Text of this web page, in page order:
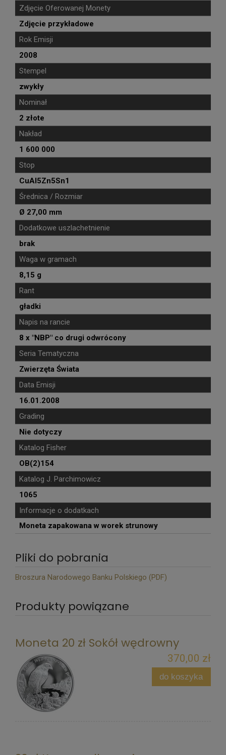
Zdjęcie Oferowanej Monety
Zdjęcie przykładowe
Rok Emisji
2008
Stempel
zwykły
Nominał
2 złote
Nakład
1 600 000
Stop
CuAl5Zn5Sn1
Średnica / Rozmiar
Ø 27,00 mm
Dodatkowe uszlachetnienie
brak
Waga w gramach
8,15 g
Rant
gładki
Napis na rancie
8 x "NBP" co drugi odwrócony
Seria Tematyczna
Zwierzęta Świata
Data Emisji
16.01.2008
Grading
Nie dotyczy
Katalog Fisher
OB(2)154
Katalog J. Parchimowicz
1065
Informacje o dodatkach
Moneta zapakowana w worek strunowy
Pliki do pobrania
Broszura Narodowego Banku Polskiego (PDF)
Produkty powiązane
Moneta 20 zł Sokół wędrowny
370,00 zł
do koszyka